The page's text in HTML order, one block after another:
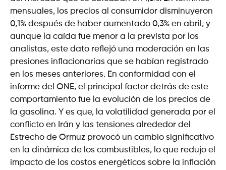
mensuales, los precios al consumidor disminuyeron
0,1% después de haber aumentado 0,3% en abril, y
aunque la caída fue menor a la prevista por los
analistas, este dato reflejó una moderación en las
presiones inflacionarias que se habían registrado
en los meses anteriores. En conformidad con el
informe del ONE, el principal factor detrás de este
comportamiento fue la evolución de los precios de
la gasolina. Y es que, la volatilidad generada por el
conflicto en Irán y las tensiones alrededor del
Estrecho de Ormuz provocó un cambio significativo
en la dinámica de los combustibles, lo que redujo el
impacto de los costos energéticos sobre la inflación